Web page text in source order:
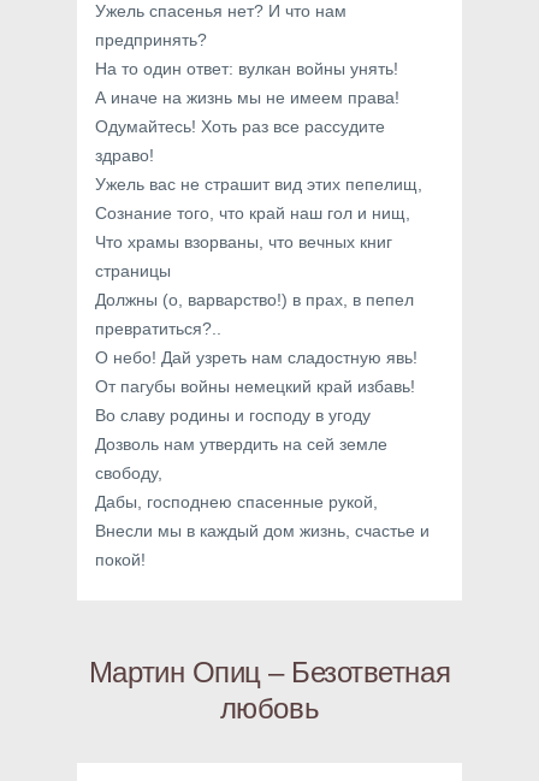
Ужель спасенья нет? И что нам
предпринять?
На то один ответ: вулкан войны унять!
А иначе на жизнь мы не имеем права!
Одумайтесь! Хоть раз все рассудите
здраво!
Ужель вас не страшит вид этих пепелищ,
Сознание того, что край наш гол и нищ,
Что храмы взорваны, что вечных книг
страницы
Должны (о, варварство!) в прах, в пепел
превратиться?..
О небо! Дай узреть нам сладостную явь!
От пагубы войны немецкий край избавь!
Во славу родины и господу в угоду
Дозволь нам утвердить на сей земле
свободу,
Дабы, господнею спасенные рукой,
Внесли мы в каждый дом жизнь, счастье и
покой!
Мартин Опиц – Безответная
любовь